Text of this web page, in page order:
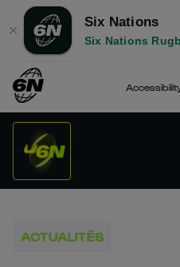
✕
Six Nations
Six Nations
ACTUALITÉS